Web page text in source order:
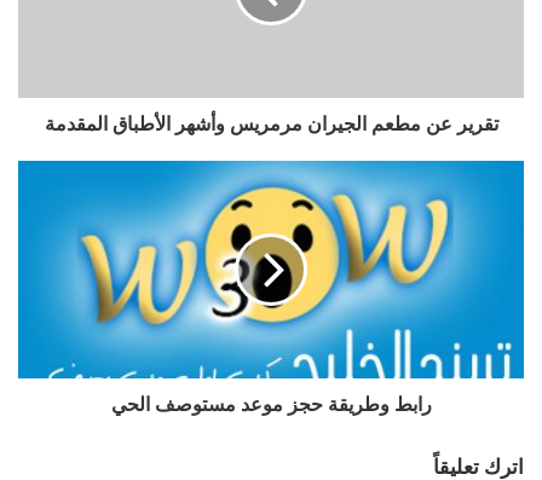
تقرير عن مطعم الجيران مرمريس وأشهر الأطباق المقدمة
رابط وطريقة حجز موعد مستوصف الحي
اترك تعليقاً